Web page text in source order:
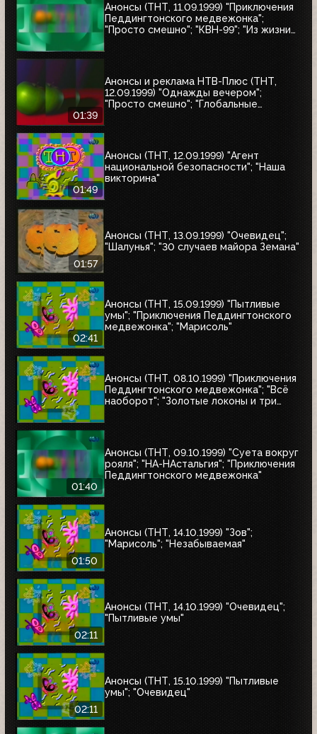
Анонсы (ТНТ, 11.09.1999) "Приключения
Педдингтонского медвежонка";
"Просто смешно"; "КВН-99"; "Из жизни
01:39
Анонсы и реклама НТВ-Плюс (ТНТ,
12.09.1999) "Однажды вечером";
"Просто смешно"; "Глобальные
01:49
Анонсы (ТНТ, 12.09.1999) "Агент
национальной безопасности"; "Наша
викторина"
01:57
Анонсы (ТНТ, 13.09.1999) "Очевидец";
"Шалунья"; "30 случаев майора Земана"
02:41
Анонсы (ТНТ, 15.09.1999) "Пытливые
умы"; "Приключения Педдингтонского
медвежонка"; "Марисоль"
Анонсы (ТНТ, 08.10.1999) "Приключения
Педдингтонского медвежонка"; "Всё
наоборот"; "Золотые локоны и три
01:40
Анонсы (ТНТ, 09.10.1999) "Суета вокруг
рояля"; "НА-НАстальгия"; "Приключения
Педдингтонского медвежонка"
01:50
Анонсы (ТНТ, 14.10.1999) "Зов";
"Марисоль"; "Незабываемая"
02:11
Анонсы (ТНТ, 14.10.1999) "Очевидец";
"Пытливые умы"
02:11
Анонсы (ТНТ, 15.10.1999) "Пытливые
умы"; "Очевидец"